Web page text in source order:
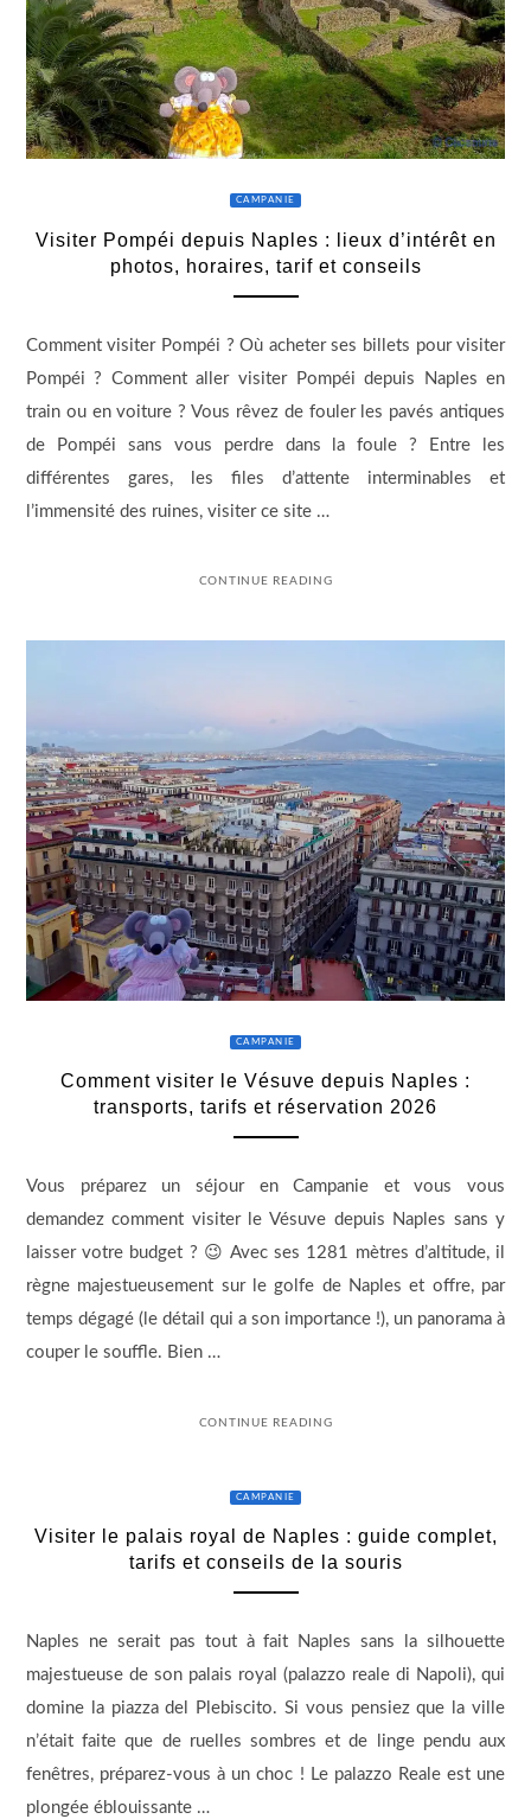
CAMPANIE
Visiter Pompéi depuis Naples : lieux d’intérêt en
photos, horaires, tarif et conseils
Comment visiter Pompéi ? Où acheter ses billets pour visiter
Pompéi ? Comment aller visiter Pompéi depuis Naples en
train ou en voiture ? Vous rêvez de fouler les pavés antiques
de Pompéi sans vous perdre dans la foule ? Entre les
différentes gares, les files d’attente interminables et
l’immensité des ruines, visiter ce site …
CONTINUE READING
CAMPANIE
Comment visiter le Vésuve depuis Naples :
transports, tarifs et réservation 2026
Vous préparez un séjour en Campanie et vous vous
demandez comment visiter le Vésuve depuis Naples sans y
laisser votre budget ? 😉 Avec ses 1281 mètres d’altitude, il
règne majestueusement sur le golfe de Naples et offre, par
temps dégagé (le détail qui a son importance !), un panorama à
couper le souffle. Bien …
CONTINUE READING
CAMPANIE
Visiter le palais royal de Naples : guide complet,
tarifs et conseils de la souris
Naples ne serait pas tout à fait Naples sans la silhouette
majestueuse de son palais royal (palazzo reale di Napoli), qui
domine la piazza del Plebiscito. Si vous pensiez que la ville
n’était faite que de ruelles sombres et de linge pendu aux
fenêtres, préparez-vous à un choc ! Le palazzo Reale est une
plongée éblouissante …